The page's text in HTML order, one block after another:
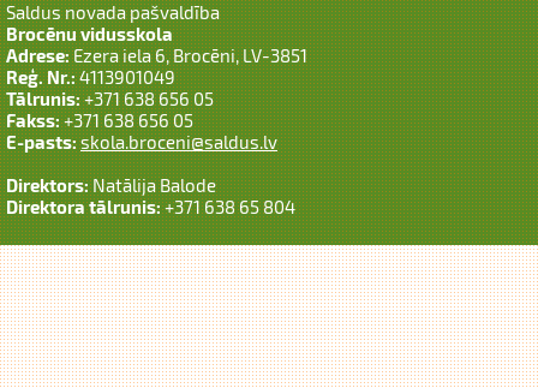
Saldus novada pašvaldība
Brocēnu vidusskola
Adrese:Ezera iela 6, Brocēni, LV-3851
Reģ. Nr.:4113901049
Tālrunis:+371 638 656 05
Fakss:+371 638 656 05
E-pasts:skola.broceni@saldus.lv
Direktors:Natālija Balode
Direktora tālrunis:+371 638 65 804